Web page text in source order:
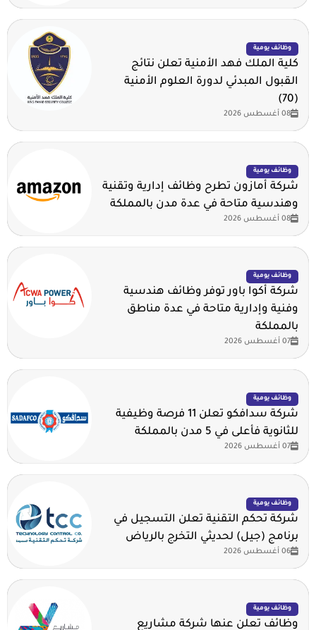
وظائف يومية
كلية الملك فهد الأمنية تعلن نتائج
القبول المبدئي لدورة العلوم الأمنية
(70)
08 أغسطس 2026
وظائف يومية
شركة أمازون تطرح وظائف إدارية وتقنية
وهندسية متاحة في عدة مدن بالمملكة
08 أغسطس 2026
وظائف يومية
شركة أكوا باور توفر وظائف هندسية
وفنية وإدارية متاحة في عدة مناطق
بالمملكة
07 أغسطس 2026
وظائف يومية
شركة سدافكو تعلن 11 فرصة وظيفية
للثانوية فأعلى في 5 مدن بالمملكة
07 أغسطس 2026
وظائف يومية
شركة تحكم التقنية تعلن التسجيل في
برنامج (جيل) لحديثي التخرج بالرياض
06 أغسطس 2026
وظائف يومية
وظائف تعلن عنها شركة مشاريع